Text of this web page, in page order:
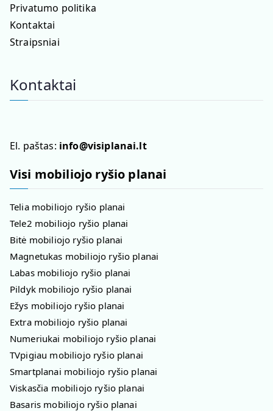
Privatumo politika
Kontaktai
Straipsniai
Kontaktai
El. paštas: info@visiplanai.lt
Visi mobiliojo ryšio planai
Telia mobiliojo ryšio planai
Tele2 mobiliojo ryšio planai
Bitė mobiliojo ryšio planai
Magnetukas mobiliojo ryšio planai
Labas mobiliojo ryšio planai
Pildyk mobiliojo ryšio planai
Ežys mobiliojo ryšio planai
Extra mobiliojo ryšio planai
Numeriukai mobiliojo ryšio planai
TVpigiau mobiliojo ryšio planai
Smartplanai mobiliojo ryšio planai
Viskasčia mobiliojo ryšio planai
Basaris mobiliojo ryšio planai